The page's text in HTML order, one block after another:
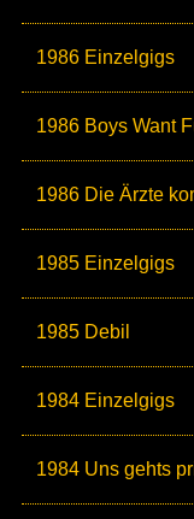
1986 Einzelgigs
1986 Boys Want
1986 Die Ärzte
1985 Einzelgigs
1985 Debil
1984 Einzelgigs
1984 Uns gehts